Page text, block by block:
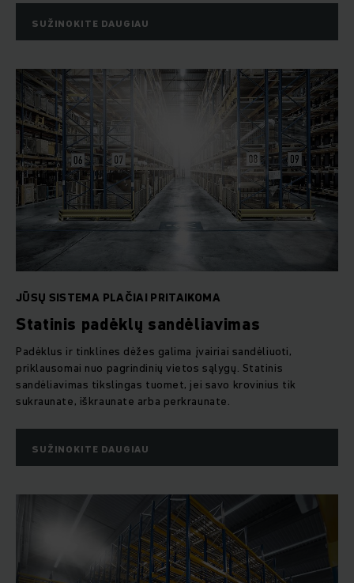
SUŽINOKITE DAUGIAU
JŪSŲ SISTEMA PLAČIAI PRITAIKOMA
Statinis padėklų sandėliavimas
Padėklus ir tinklines dėžes galima įvairiai sandėliuoti,
priklausomai nuo pagrindinių vietos sąlygų. Statinis
sandėliavimas tikslingas tuomet, jei savo krovinius tik
sukraunate, iškraunate arba perkraunate.
SUŽINOKITE DAUGIAU